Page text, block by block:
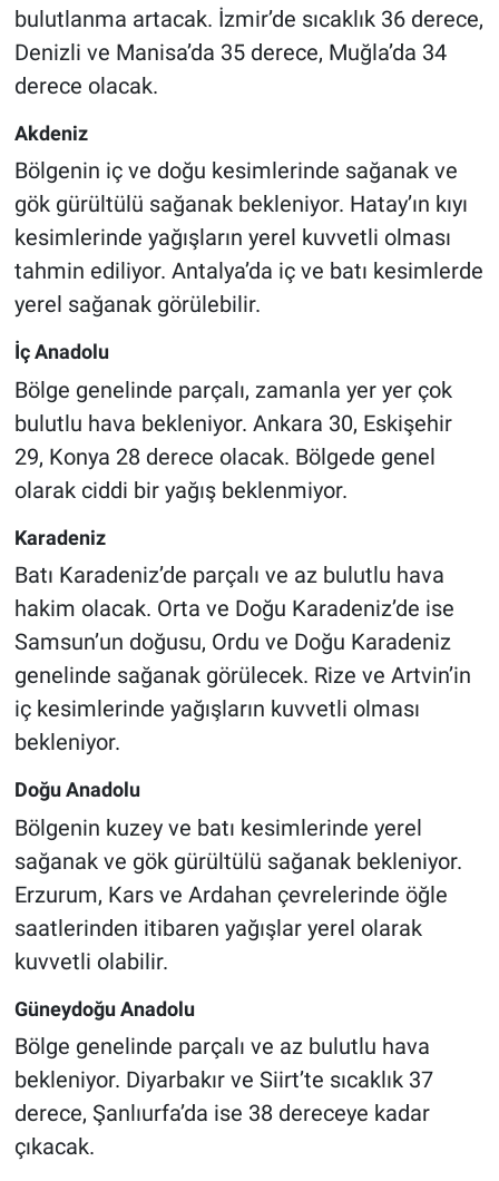
bulutlanma artacak. İzmir’de sıcaklık 36 derece,
Denizli ve Manisa’da 35 derece, Muğla’da 34
derece olacak.
Akdeniz
Bölgenin iç ve doğu kesimlerinde sağanak ve
gök gürültülü sağanak bekleniyor. Hatay’ın kıyı
kesimlerinde yağışların yerel kuvvetli olması
tahmin ediliyor. Antalya’da iç ve batı kesimlerde
yerel sağanak görülebilir.
İç Anadolu
Bölge genelinde parçalı, zamanla yer yer çok
bulutlu hava bekleniyor. Ankara 30, Eskişehir
29, Konya 28 derece olacak. Bölgede genel
olarak ciddi bir yağış beklenmiyor.
Karadeniz
Batı Karadeniz’de parçalı ve az bulutlu hava
hakim olacak. Orta ve Doğu Karadeniz’de ise
Samsun’un doğusu, Ordu ve Doğu Karadeniz
genelinde sağanak görülecek. Rize ve Artvin’in
iç kesimlerinde yağışların kuvvetli olması
bekleniyor.
Doğu Anadolu
Bölgenin kuzey ve batı kesimlerinde yerel
sağanak ve gök gürültülü sağanak bekleniyor.
Erzurum, Kars ve Ardahan çevrelerinde öğle
saatlerinden itibaren yağışlar yerel olarak
kuvvetli olabilir.
Güneydoğu Anadolu
Bölge genelinde parçalı ve az bulutlu hava
bekleniyor. Diyarbakır ve Siirt’te sıcaklık 37
derece, Şanlıurfa’da ise 38 dereceye kadar
çıkacak.